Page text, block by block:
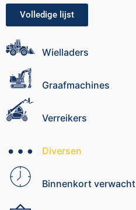
Volledige lijst
Wielladers
Graafmachines
Verreikers
Diversen
Binnenkort verwacht